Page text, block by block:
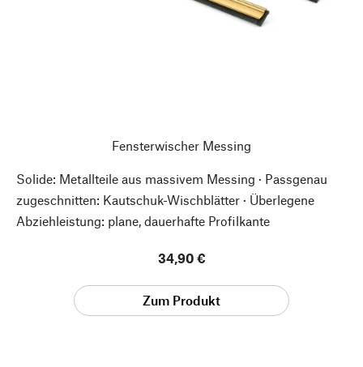
Fensterwischer Messing
Solide: Metallteile aus massivem Messing · Passgenau
zugeschnitten: Kautschuk-Wischblätter · Überlegene
Abziehleistung: plane, dauerhafte Profilkante
34,90 €
Zum Produkt